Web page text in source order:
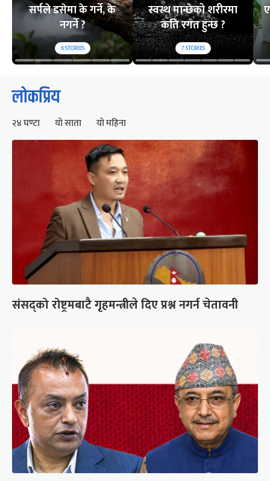
सर्पले डसेमा के गर्ने, के
नगर्ने ?
6STORIES
स्वस्थ मान्छेको शरीरमा
कति रगत हुन्छ ?
7STORIES
लोकप्रिय
२४ घण्टा यो साता यो महिना
संसद्को रोष्ट्रमबाटै गृहमन्त्रीले दिए प्रश्न नगर्न चेतावनी